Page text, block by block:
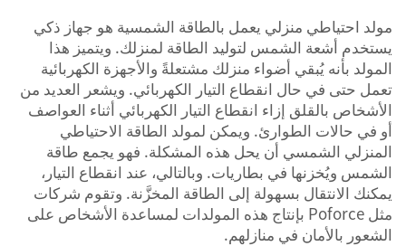
المنتجات
الخدمات
الأخبار
اتصل بنا
مولد احتياطي منزلي يعمل بالطاقة الشمسية هو جهاز ذكي
يستخدم أشعة الشمس لتوليد الطاقة لمنزلك. ويتميز هذا
المولد بأنه يُبقي أضواء منزلك مشتعلةً والأجهزة الكهربائية
تعمل حتى في حال انقطاع التيار الكهربائي. ويشعر العديد من
الأشخاص بالقلق إزاء انقطاع التيار الكهربائي أثناء العواصف
أو في حالات الطوارئ. ويمكن لمولد الطاقة الاحتياطي
المنزلي الشمسي أن يحل هذه المشكلة. فهو يجمع طاقة
الشمس ويُخزنها في بطاريات. وبالتالي، عند انقطاع التيار،
يمكنك الانتقال بسهولة إلى الطاقة المخزَّنة. وتقوم شركات
مثل Poforce بإنتاج هذه المولدات لمساعدة الأشخاص على
الشعور بالأمان في منازلهم.